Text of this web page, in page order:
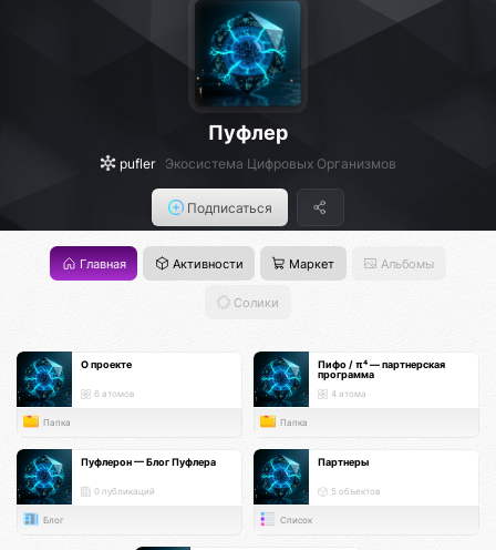
Пуфлер
pufler Экосистема Цифровых Организмов
Подписаться
Главная Активности Маркет Альбомы
Солики
О проекте
6 атомов
Папка
Пифо / π⁴ — партнерская
программа
4 атома
Папка
Пуфлерон — Блог Пуфлера
0 публикаций
Блог
Партнеры
5 объектов
Список